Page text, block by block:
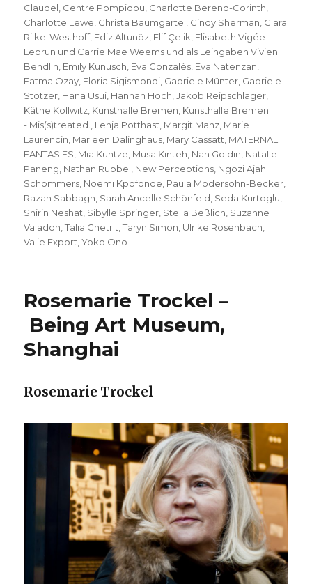
Claudel Centre Pompidou Charlotte Berend-Corinth
Charlotte Lewe Christa Baumgärtel Cindy Sherman Clara
Rilke-Westhoff, Ediz Altunöz Elif Çelik Elisabeth Vigée-
Lebrun und Carrie Mae Weems und als Leihgaben Vivien
Bendlin Emily Kunusch Eva Gonzalès Eva Natenzan
Fatma Özay Floria Sigismondi Gabriele Münter Gabriele
Stötzer Hana Usui Hannah Höch ,Jakob Reipschläger
Käthe Kollwitz Kunsthalle Bremen Kunsthalle Bremen
- Mis(s)treated.
Lenja Potthast Margit Manz Marie
Laurencin Marleen Dalinghaus Mary Cassatt MATERNAL
FANTASIES Mia Kuntze Musa Kinteh Nan Goldin Natalie
Paneng Nathan Rubbe. New Perceptions Ngozi Ajah
Schommers Noemi Kpofonde Paula Modersohn-Becker
Razan Sabbagh Sarah Ancelle Schönfeld Seda Kurtoglu
Shirin Neshat Sibylle Springer Stella Beßlich Suzanne
Valadon ,Talia Chetrit ,Taryn Simon Ulrike Rosenbach
Valie Export ,Yoko Ono
Rosemarie Trockel –
Being Art Museum,
Shanghai
Rosemarie Trockel